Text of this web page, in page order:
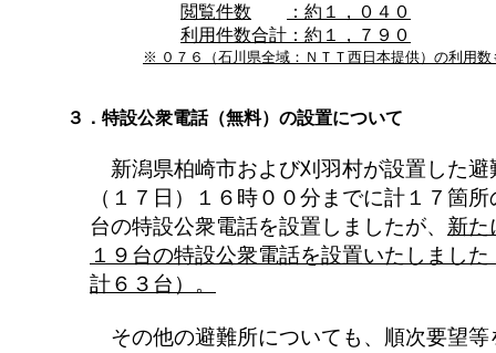
閲覧件数
：約 １，０４０
利用件数合計 ：約 １，７９０
※ ０７６（石川県全域：ＮＴＴ西日本提供）の利用数
３．特設公衆電話（無料）の設置について
新潟県柏崎市および刈羽村が設置した避
（１７日）１６時００分までに計１７箇
台の特設公衆電話を設置しましたが、 新た
１９台の特設公衆電話を設置いたしま
計６３台）。
その他の避難所についても、順次要望等